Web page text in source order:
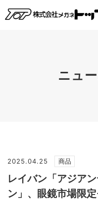
ニュ
2025.04.25 商品
レイバン「アジア
ン」、眼鏡市場限定